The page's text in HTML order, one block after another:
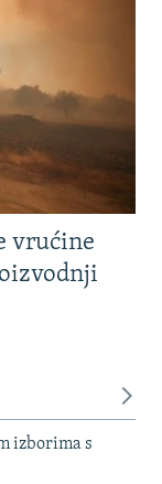
vrućine
izborima s